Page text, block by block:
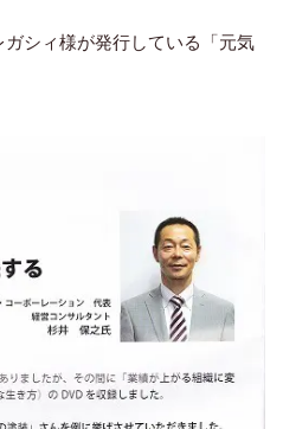
シィ様が発行している「元気